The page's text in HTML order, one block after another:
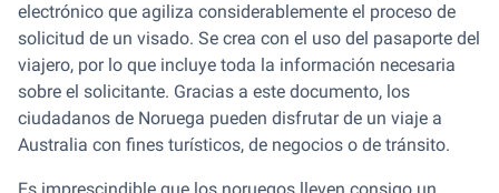
electrónico que agiliza considerablemente el proceso de
solicitud de un visado. Se crea con el uso del pasaporte del
viajero, por lo que incluye toda la información necesaria
sobre el solicitante. Gracias a este documento, los
ciudadanos de Noruega pueden disfrutar de un viaje a
Australia con fines turísticos, de negocios o de tránsito.